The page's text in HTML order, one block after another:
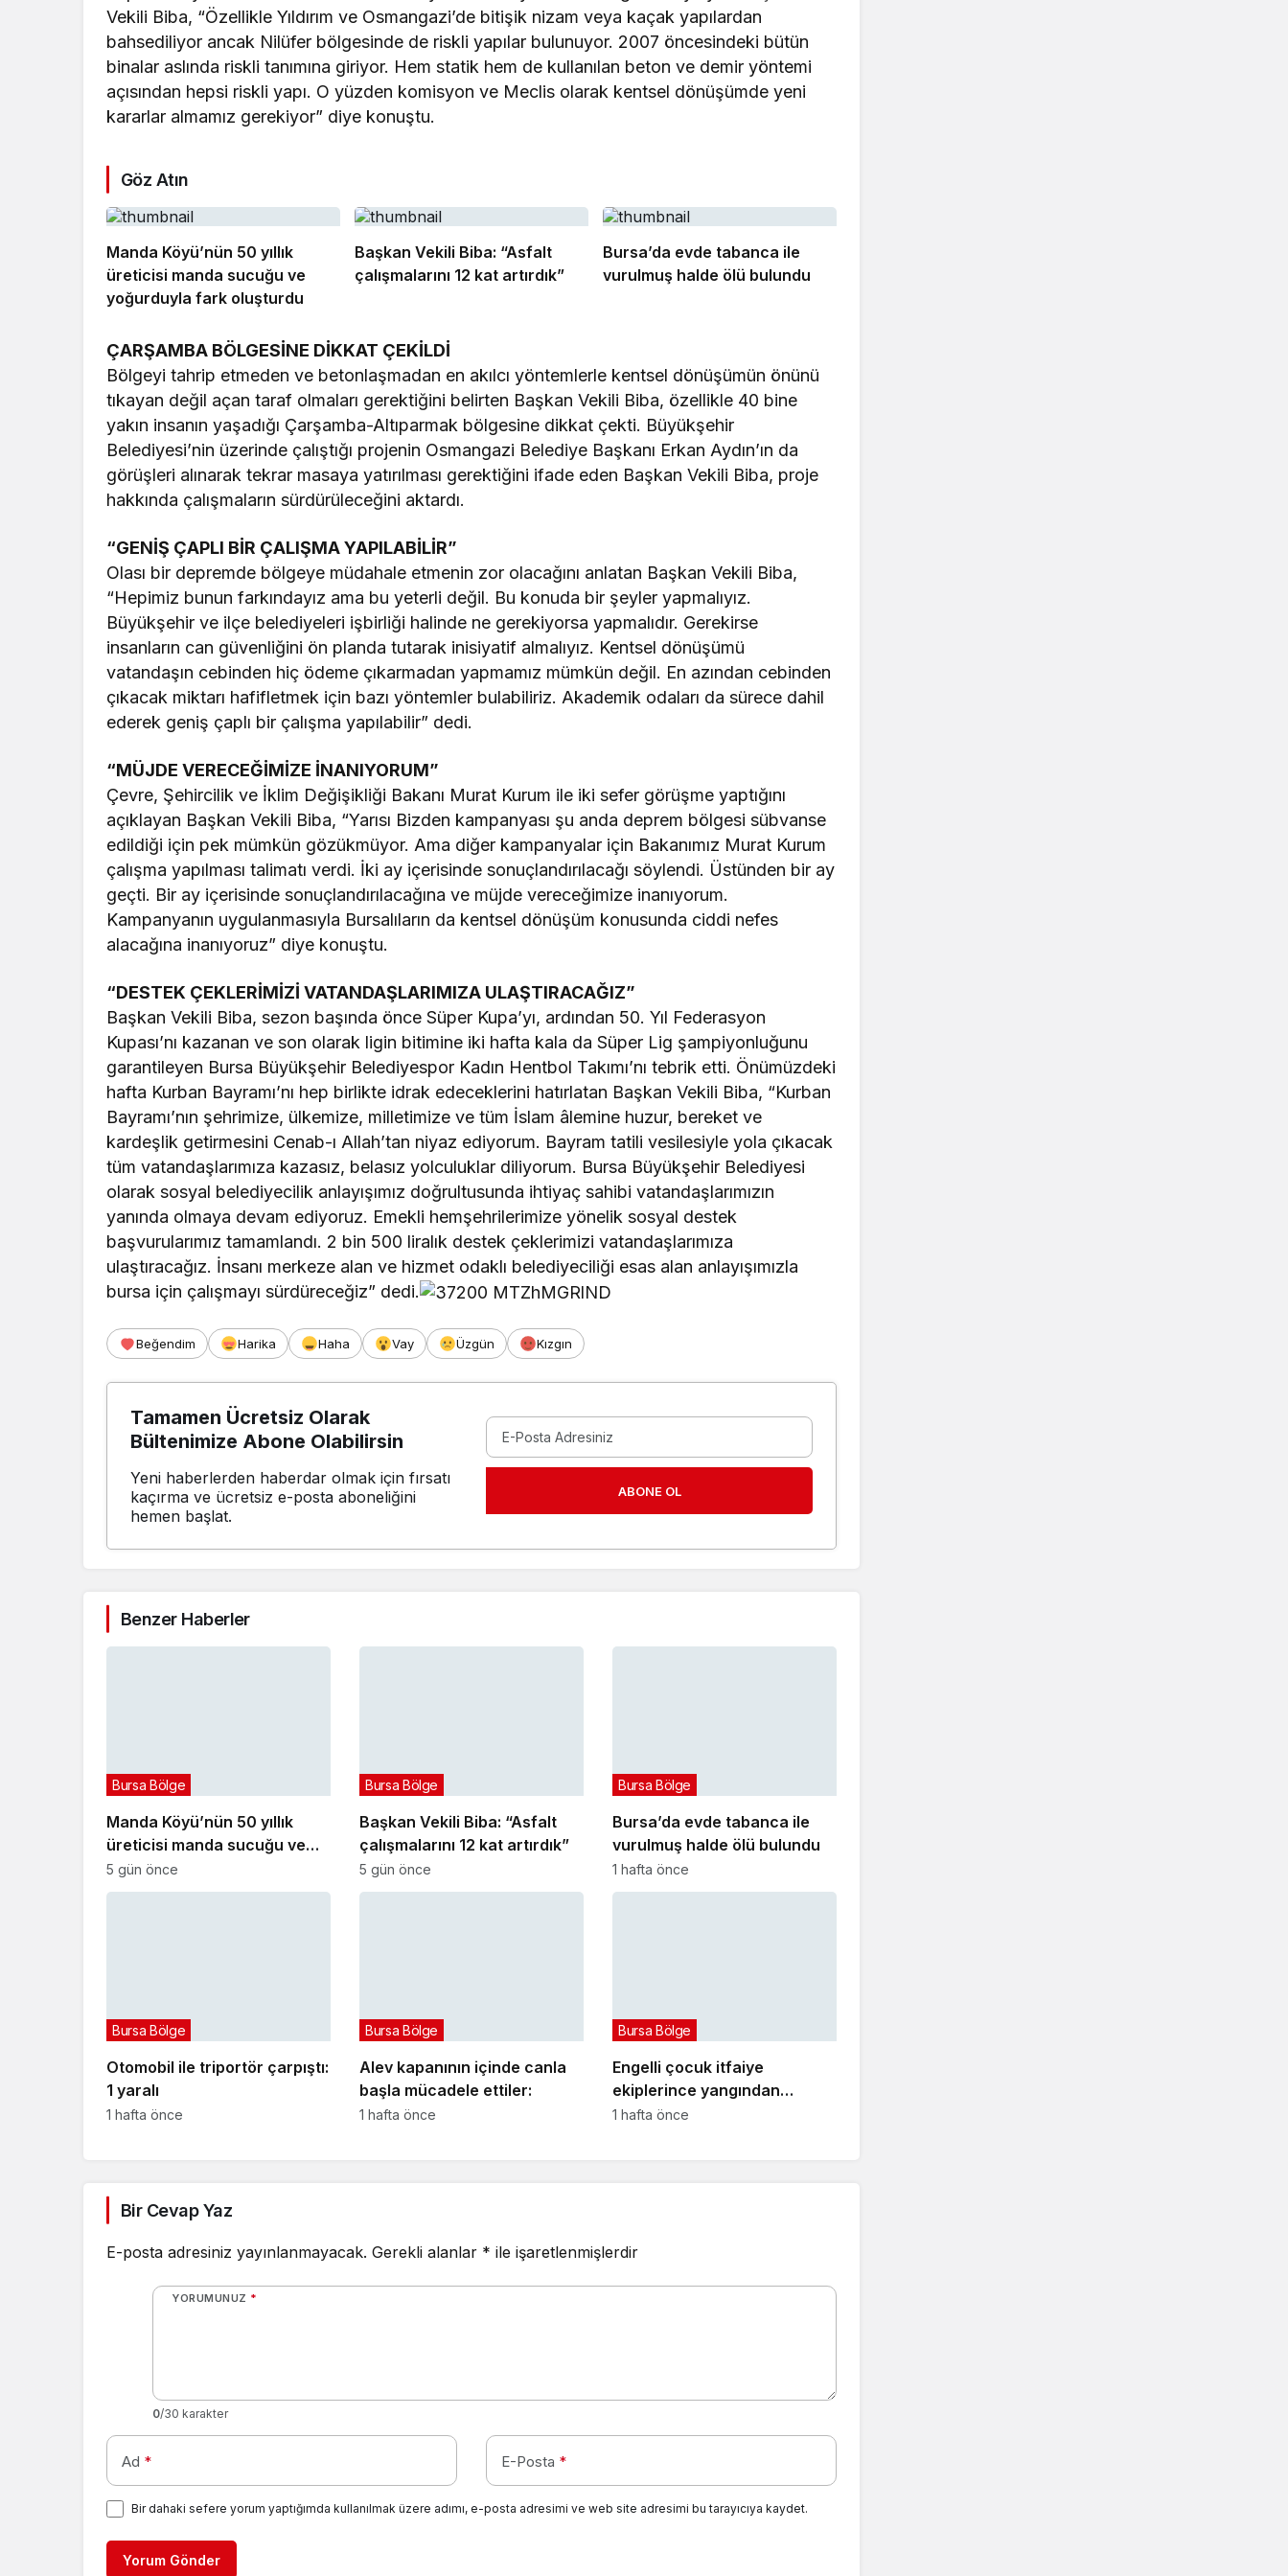
Vekili Biba, “Özellikle Yıldırım ve Osmangazi’de bitişik nizam veya kaçak yapılardan
bahsediliyor ancak Nilüfer bölgesinde de riskli yapılar bulunuyor. 2007 öncesindeki bütün
binalar aslında riskli tanımına giriyor. Hem statik hem de kullanılan beton ve demir yöntemi
açısından hepsi riskli yapı. O yüzden komisyon ve Meclis olarak kentsel dönüşümde yeni
kararlar almamız gerekiyor” diye konuştu.
Göz Atın
Manda Köyü’nün 50 yıllık
üreticisi manda sucuğu ve
yoğurduyla fark oluşturdu
Başkan Vekili Biba: “Asfalt
çalışmalarını 12 kat artırdık”
Bursa’da evde tabanca ile
vurulmuş halde ölü bulundu
ÇARŞAMBA BÖLGESİNE DİKKAT ÇEKİLDİ
Bölgeyi tahrip etmeden ve betonlaşmadan en akılcı yöntemlerle kentsel dönüşümün önünü
tıkayan değil açan taraf olmaları gerektiğini belirten Başkan Vekili Biba, özellikle 40 bine
yakın insanın yaşadığı Çarşamba-Altıparmak bölgesine dikkat çekti. Büyükşehir
Belediyesi’nin üzerinde çalıştığı projenin Osmangazi Belediye Başkanı Erkan Aydın’ın da
görüşleri alınarak tekrar masaya yatırılması gerektiğini ifade eden Başkan Vekili Biba, proje
hakkında çalışmaların sürdürüleceğini aktardı.
“GENİŞ ÇAPLI BİR ÇALIŞMA YAPILABİLİR”
Olası bir depremde bölgeye müdahale etmenin zor olacağını anlatan Başkan Vekili Biba,
“Hepimiz bunun farkındayız ama bu yeterli değil. Bu konuda bir şeyler yapmalıyız.
Büyükşehir ve ilçe belediyeleri işbirliği halinde ne gerekiyorsa yapmalıdır. Gerekirse
insanların can güvenliğini ön planda tutarak inisiyatif almalıyız. Kentsel dönüşümü
vatandaşın cebinden hiç ödeme çıkarmadan yapmamız mümkün değil. En azından cebinden
çıkacak miktarı hafifletmek için bazı yöntemler bulabiliriz. Akademik odaları da sürece dahil
ederek geniş çaplı bir çalışma yapılabilir” dedi.
“MÜJDE VERECEĞİMİZE İNANIYORUM”
Çevre, Şehircilik ve İklim Değişikliği Bakanı Murat Kurum ile iki sefer görüşme yaptığını
açıklayan Başkan Vekili Biba, “Yarısı Bizden kampanyası şu anda deprem bölgesi sübvanse
edildiği için pek mümkün gözükmüyor. Ama diğer kampanyalar için Bakanımız Murat Kurum
çalışma yapılması talimatı verdi. İki ay içerisinde sonuçlandırılacağı söylendi. Üstünden bir ay
geçti. Bir ay içerisinde sonuçlandırılacağına ve müjde vereceğimize inanıyorum.
Kampanyanın uygulanmasıyla Bursalıların da kentsel dönüşüm konusunda ciddi nefes
alacağına inanıyoruz” diye konuştu.
“DESTEK ÇEKLERİMİZİ VATANDAŞLARIMIZA ULAŞTIRACAĞIZ”
Başkan Vekili Biba, sezon başında önce Süper Kupa’yı, ardından 50. Yıl Federasyon
Kupası’nı kazanan ve son olarak ligin bitimine iki hafta kala da Süper Lig şampiyonluğunu
garantileyen Bursa Büyükşehir Belediyespor Kadın Hentbol Takımı’nı tebrik etti. Önümüzdeki
hafta Kurban Bayramı’nı hep birlikte idrak edeceklerini hatırlatan Başkan Vekili Biba, “Kurban
Bayramı’nın şehrimize, ülkemize, milletimize ve tüm İslam âlemine huzur, bereket ve
kardeşlik getirmesini Cenab-ı Allah’tan niyaz ediyorum. Bayram tatili vesilesiyle yola çıkacak
tüm vatandaşlarımıza kazasız, belasız yolculuklar diliyorum. Bursa Büyükşehir Belediyesi
olarak sosyal belediyecilik anlayışımız doğrultusunda ihtiyaç sahibi vatandaşlarımızın
yanında olmaya devam ediyoruz. Emekli hemşehrilerimize yönelik sosyal destek
başvurularımız tamamlandı. 2 bin 500 liralık destek çeklerimizi vatandaşlarımıza
ulaştıracağız. İnsanı merkeze alan ve hizmet odaklı belediyeciliği esas alan anlayışımızla
bursa için çalışmayı sürdüreceğiz” dedi.
Beğendim Harika Haha Vay Üzgün Kızgın
Tamamen Ücretsiz Olarak
Bültenimize Abone Olabilirsin
Yeni haberlerden haberdar olmak için fırsatı
kaçırma ve ücretsiz e-posta aboneliğini
hemen başlat.
ABONE OL
Benzer Haberler
Manda Köyü’nün 50 yıllık
üreticisi manda sucuğu ve
yoğurduyla fark oluşturdu
Bursa Bölge
5 gün önce
Başkan Vekili Biba: “Asfalt
çalışmalarını 12 kat artırdık”
Bursa Bölge
5 gün önce
Bursa’da evde tabanca ile
vurulmuş halde ölü bulundu
Bursa Bölge
1 hafta önce
Otomobil ile triportör çarpıştı:
1 yaralı
Bursa Bölge
1 hafta önce
Alev kapanının içinde canla
başla mücadele ettiler:
Bursa Bölge
1 hafta önce
Engelli çocuk itfaiye
ekiplerince yangından
kurtarıldı
Bursa Bölge
1 hafta önce
Bir Cevap Yaz
E-posta adresiniz yayınlanmayacak. Gerekli alanlar * ile işaretlenmişlerdir
YORUMUNUZ *
0/30 karakter
Ad * E-Posta *
Bir dahaki sefere yorum yaptığımda kullanılmak üzere adımı, e-posta adresimi ve web site adresimi bu tarayıcıya kaydet.
Yorum Gönder